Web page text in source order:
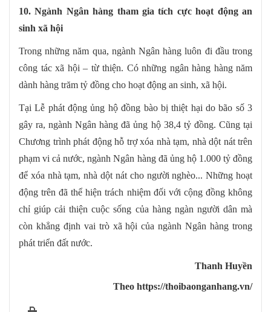
10. Ngành Ngân hàng tham gia tích cực hoạt động an
sinh xã hội
Trong những năm qua, ngành Ngân hàng luôn đi đầu trong
công tác xã hội – từ thiện. Có những ngân hàng hàng năm
dành hàng trăm tỷ đồng cho hoạt động an sinh, xã hội.
Tại Lễ phát động ủng hộ đồng bào bị thiệt hại do bão số 3
gây ra, ngành Ngân hàng đã ủng hộ 38,4 tỷ đồng. Cũng tại
Chương trình phát động hỗ trợ xóa nhà tạm, nhà dột nát trên
phạm vi cả nước, ngành Ngân hàng đã ủng hộ 1.000 tỷ đồng
để xóa nhà tạm, nhà dột nát cho người nghèo... Những hoạt
động trên đã thể hiện trách nhiệm đối với cộng đồng không
chỉ giúp cải thiện cuộc sống của hàng ngàn người dân mà
còn khẳng định vai trò xã hội của ngành Ngân hàng trong
phát triển đất nước.
Thanh Huyền
Theo https://thoibaonganhang.vn/